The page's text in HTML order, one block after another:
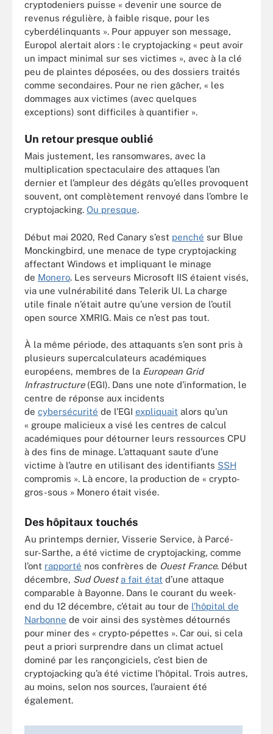
cryptodeniers puisse « devenir une source de
revenus régulière, à faible risque, pour les
cyberdélinquants ». Pour appuyer son message,
Europol alertait alors : le cryptojacking « peut avoir
un impact minimal sur ses victimes », avec à la clé
peu de plaintes déposées, ou des dossiers traités
comme secondaires. Pour ne rien gâcher, « les
dommages aux victimes (avec quelques
exceptions) sont difficiles à quantifier ».
Un retour presque oublié
Mais justement, les ransomwares, avec la
multiplication spectaculaire des attaques l’an
dernier et l’ampleur des dégâts qu’elles provoquent
souvent, ont complètement renvoyé dans l’ombre le
cryptojacking. Ou presque.
Début mai 2020, Red Canary s’est penché sur Blue
Monckingbird, une menace de type cryptojacking
affectant Windows et impliquant le minage
de Monero. Les serveurs Microsoft IIS étaient visés,
via une vulnérabilité dans Telerik UI. La charge
utile finale n’était autre qu’une version de l’outil
open source XMRIG. Mais ce n’est pas tout.
À la même période, des attaquants s’en sont pris à
plusieurs supercalculateurs académiques
européens, membres de la European Grid
Infrastructure(EGI). Dans une note d’information, le
centre de réponse aux incidents
de cybersécurité de l’EGI expliquait alors qu’un
« groupe malicieux a visé les centres de calcul
académiques pour détourner leurs ressources CPU
à des fins de minage. L’attaquant saute d’une
victime à l’autre en utilisant des identifiants SSH
compromis ». Là encore, la production de « crypto-
gros-sous » Monero était visée.
Des hôpitaux touchés
Au printemps dernier, Visserie Service, à Parcé-
sur-Sarthe, a été victime de cryptojacking, comme
l’ont rapporté nos confrères de Ouest France. Début
décembre, Sud Ouest a fait état d’une attaque
comparable à Bayonne. Dans le courant du week-
end du 12 décembre, c’était au tour de l’hôpital de
Narbonne de voir ainsi des systèmes détournés
pour miner des « crypto-pépettes ». Car oui, si cela
peut a priori surprendre dans un climat actuel
dominé par les rançongiciels, c’est bien de
cryptojacking qu’a été victime l’hôpital. Trois autres,
au moins, selon nos sources, l’auraient été
également.